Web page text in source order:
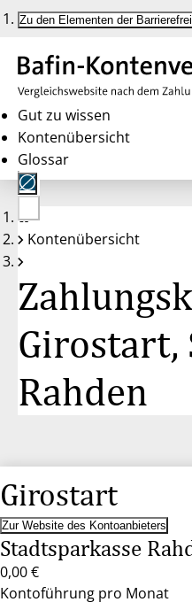
Zu den Elementen der
Gut zu wissen
Kontenübersicht
Glossar
Keine
Konten
Kontenübersicht
Girostart,
Rahden
Girostart
Zur Website des Kontoanbieters
Stadtsparkasse
0,00 €
Kontoführung pro Monat